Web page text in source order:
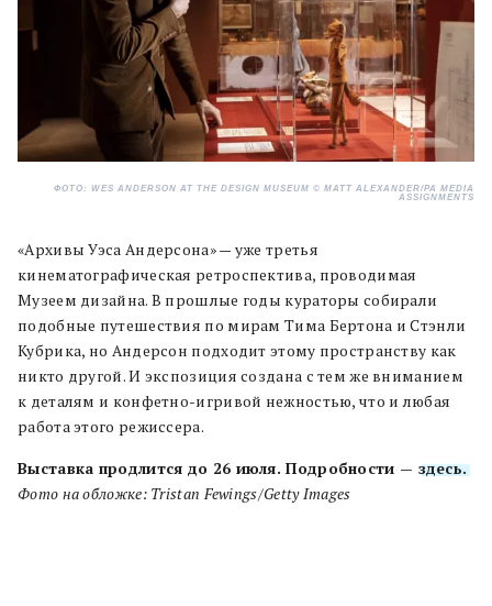
ФОТО: WES ANDERSON AT THE DESIGN MUSEUM © MATT ALEXANDER/PA MEDIA
ASSIGNMENTS
«Архивы Уэса Андерсона» — уже третья
кинематографическая ретроспектива, проводимая
Музеем дизайна. В прошлые годы кураторы собирали
подобные путешествия по мирам Тима Бертона и Стэнли
Кубрика, но Андерсон подходит этому пространству как
никто другой. И экспозиция создана с тем же вниманием
к деталям и конфетно-игривой нежностью, что и любая
работа этого режиссера.
Выставка продлится до 26 июля. Подробности — здесь.
Фото на обложке: Tristan Fewings/Getty Images